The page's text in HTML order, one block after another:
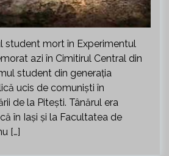
student mort în Experimentul
azi în Cimitirul Central din
student din generaţia
ucis de comunişti în
de la Piteşti. Tânărul era
în Iaşi şi la Facultatea de
[…]